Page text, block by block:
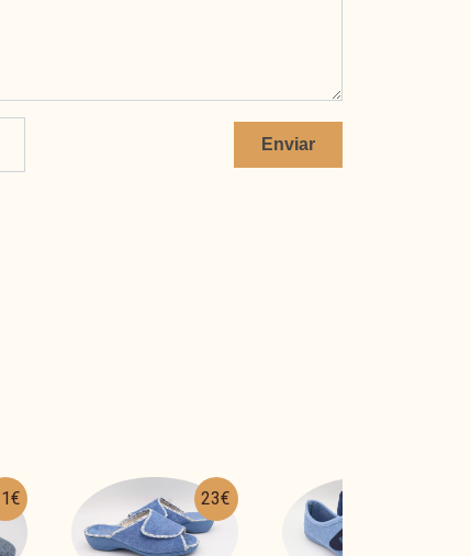
Enviar
23€ 24€